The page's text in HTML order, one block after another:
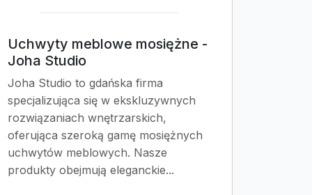
Uchwyty meblowe mosiężne -
Joha Studio
Joha Studio to gdańska firma
specjalizująca się w ekskluzywnych
rozwiązaniach wnętrzarskich,
oferująca szeroką gamę mosiężnych
uchwytów meblowych. Nasze
produkty obejmują eleganckie...